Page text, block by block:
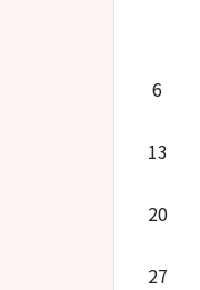
6
13
20
27